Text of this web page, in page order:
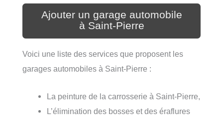
Ajouter un garage automobile
à Saint-Pierre
Voici une liste des services que proposent les
garages automobiles à Saint-Pierre :
La peinture de la carrosserie à Saint-Pierre,
L’élimination des bosses et des éraflures